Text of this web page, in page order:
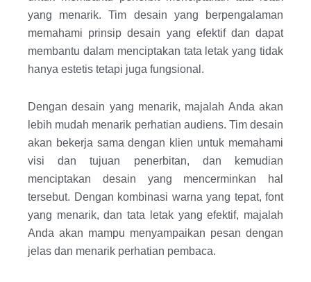
yang menarik. Tim desain yang berpengalaman
memahami prinsip desain yang efektif dan dapat
membantu dalam menciptakan tata letak yang tidak
hanya estetis tetapi juga fungsional.
Dengan desain yang menarik, majalah Anda akan
lebih mudah menarik perhatian audiens. Tim desain
akan bekerja sama dengan klien untuk memahami
visi dan tujuan penerbitan, dan kemudian
menciptakan desain yang mencerminkan hal
tersebut. Dengan kombinasi warna yang tepat, font
yang menarik, dan tata letak yang efektif, majalah
Anda akan mampu menyampaikan pesan dengan
jelas dan menarik perhatian pembaca.